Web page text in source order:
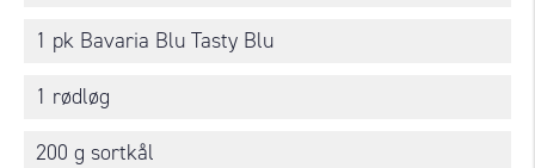
1 pk Bavaria Blu Tasty Blu
1 rødløg
200 g sortkål